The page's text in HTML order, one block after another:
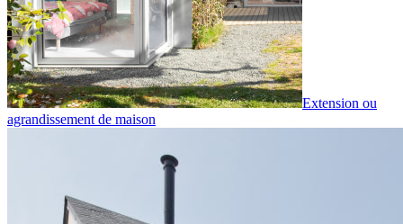
Extension ou
agrandissement de maison